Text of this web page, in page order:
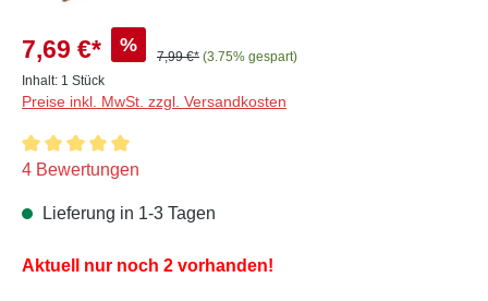
7,69 €* %
7,99 €* (3.75% gespart)
Inhalt: 1 Stück
Preise inkl. MwSt. zzgl. Versandkosten
Durchschnittliche Bewertung von 5 von 5 Sternen
4 Bewertungen
Lieferung in 1-3 Tagen
Aktuell nur noch 2 vorhanden!